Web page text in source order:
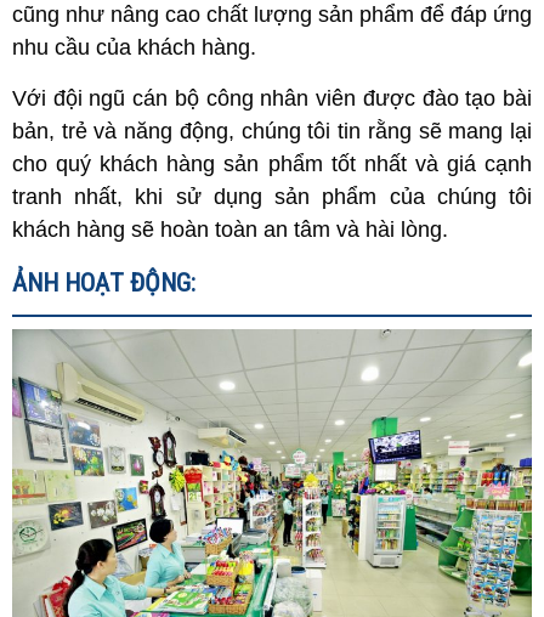
cũng như nâng cao chất lượng sản phẩm để đáp ứng
nhu cầu của khách hàng.
Với đội ngũ cán bộ công nhân viên được đào tạo bài
bản, trẻ và năng động, chúng tôi tin rằng sẽ mang lại
cho quý khách hàng sản phẩm tốt nhất và giá cạnh
tranh nhất, khi sử dụng sản phẩm của chúng tôi
khách hàng sẽ hoàn toàn an tâm và hài lòng.
ẢNH HOẠT ĐỘNG: